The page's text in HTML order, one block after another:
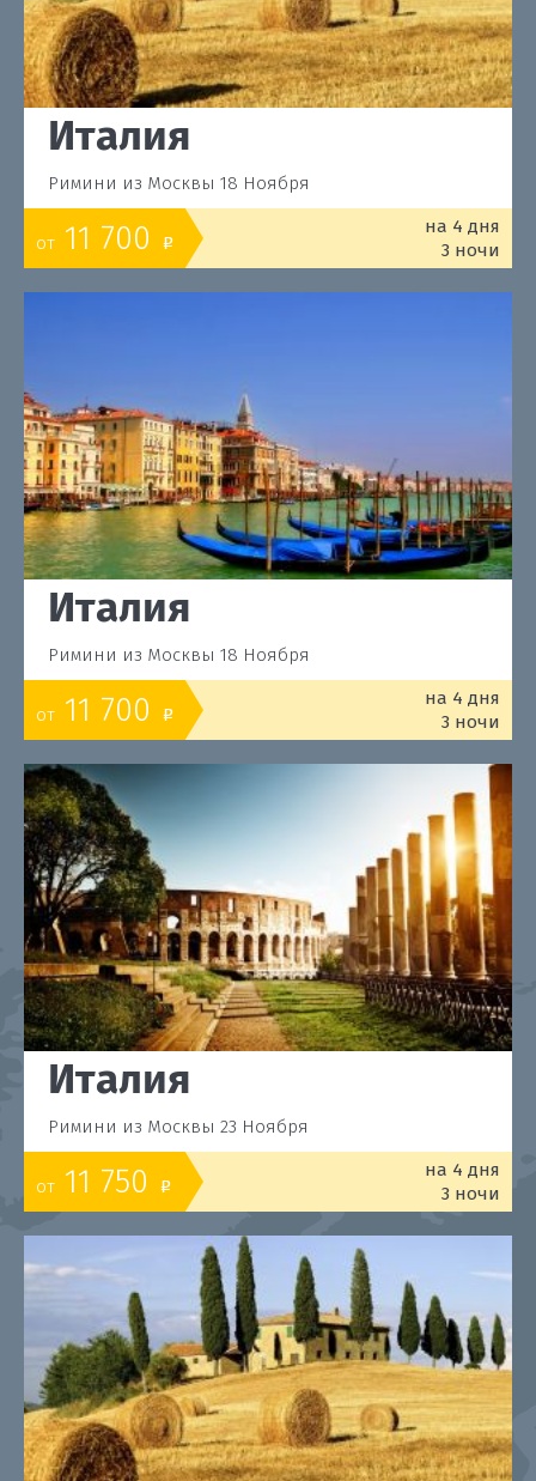
Италия
Римини из Москвы 18 Ноября
от 11 700 o
на 4 дня
3 ночи
Италия
Римини из Москвы 18 Ноября
от 11 700 o
на 4 дня
3 ночи
Италия
Римини из Москвы 23 Ноября
от 11 750 o
на 4 дня
3 ночи